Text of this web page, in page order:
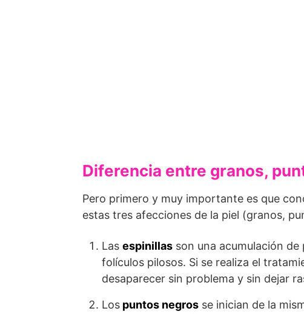
Diferencia entre granos,
Pero primero y muy importante es que
estas tres afecciones de la piel (granos,
Las espinillas son una acumulación
folículos pilosos. Si se realiza el
desaparecer sin problema y sin dejar
Los puntos negros se inician de la